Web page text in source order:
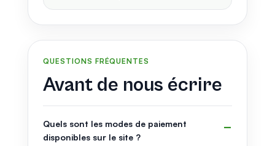
QUESTIONS FRÉQUENTES
Avant de nous écrire
Quels sont les modes de paiement
disponibles sur le site ?